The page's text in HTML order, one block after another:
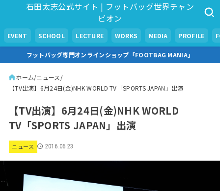
石田太志公式サイト | フットバッグ世界チャン
ピオン
EVENT SCHOOL LECTURE WORKS MEDIA PROFILE
フットバッグ専門オンラインショップ「FOOTBAG MANIA」
ホーム ニュース
【TV出演】6月24日(金)NHK WORLD TV「SPORTS JAPAN」出演
【TV出演】6月24日(金)NHK WORLD
TV「SPORTS JAPAN」出演
ニュース 2016.06.23